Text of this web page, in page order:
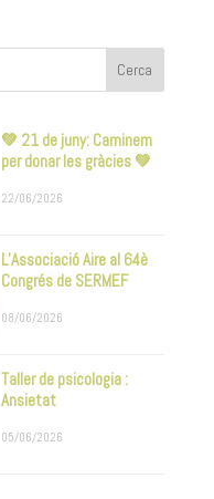
💚 21 de juny: Caminem
per donar les gràcies 💚
22/06/2026
L’Associació Aire al 64è
Congrés de SERMEF
08/06/2026
Taller de psicologia :
Ansietat
05/06/2026